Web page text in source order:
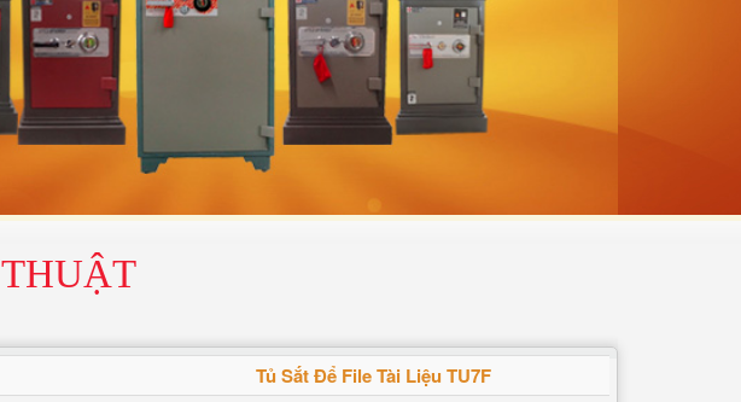
Tủ Sắt Để File Tài Liệu TU7F